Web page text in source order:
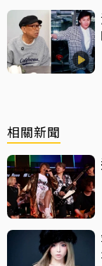
相關新聞